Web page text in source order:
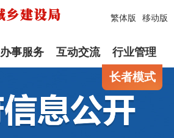
繁体版 移动版
办事服务 互动交流 行业管理
长者模式